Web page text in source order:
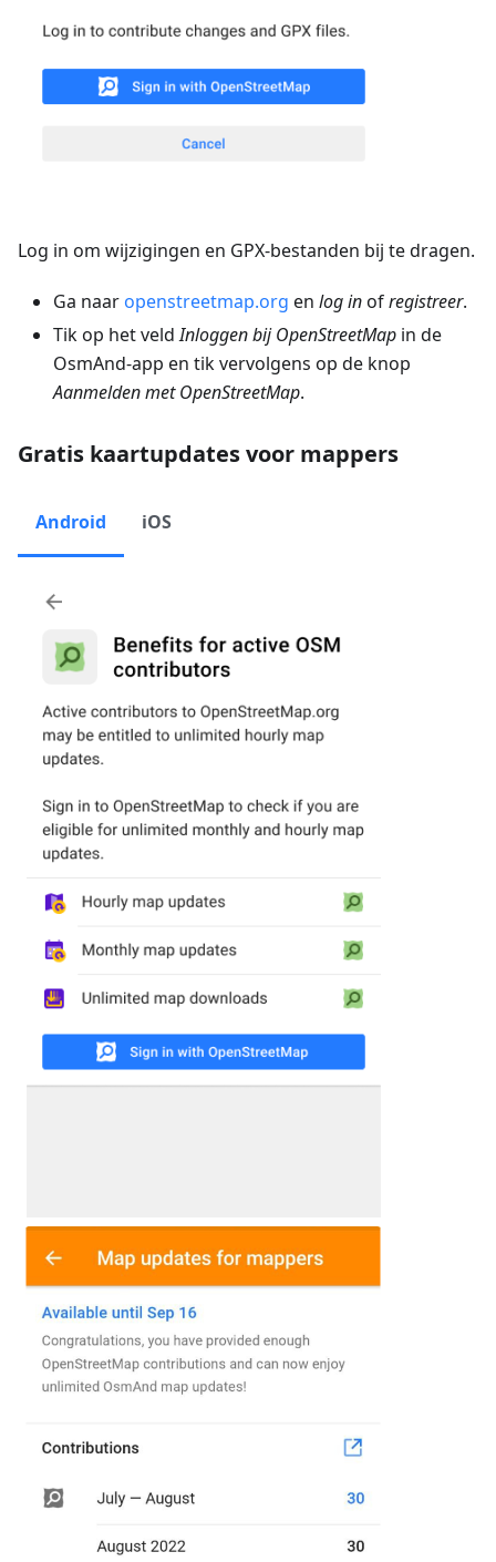
Log in om wijzigingen en GPX-bestanden bij te dragen.
Ga naar openstreetmap.org en log inofregistreer.
Tik op het veldInloggen bij OpenStreetMap in de
OsmAnd-app en tik vervolgens op de knop
Aanmelden met OpenStreetMap.
Gratis kaartupdates voor mappers
Android iOS